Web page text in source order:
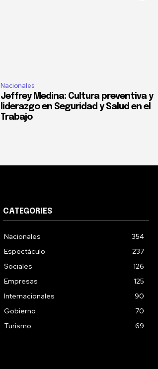
Nacionales
Jeffrey Medina: Cultura preventiva y
liderazgo en Seguridad y Salud en el
Trabajo
CATEGORIES
Nacionales
354
Espectáculo
237
Sociales
126
Empresas
125
Internacionales
90
Gobierno
70
Turismo
69